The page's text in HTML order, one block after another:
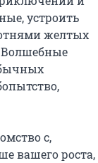
устроить
желтых
Волшебные
с,
вашего роста,